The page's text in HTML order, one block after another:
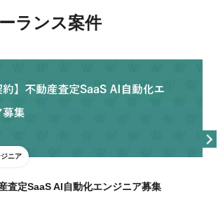
ランス案件
ニア
査定SaaS AI自動化エンジニア募集